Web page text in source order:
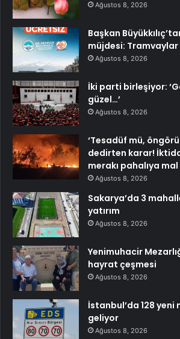
Ağustos 8, 2026
Başkan
müjdesi:
Ağustos 8, 2026
İki parti birleşiyor:
güzel…’
Ağustos 8, 2026
‘Tesadüf mü,
dedirten karar!
merakı pahalıya
Ağustos 8, 2026
Sakarya’da 3
yatırım
Ağustos 8, 2026
Yenimuhacir
hayrat çeşmesi
Ağustos 8, 2026
İstanbul’da 128 yeni
geliyor
Ağustos 8, 2026